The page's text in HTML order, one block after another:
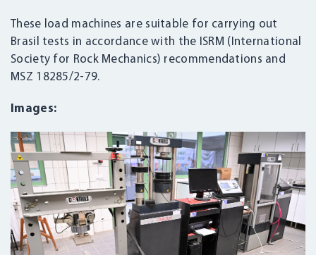
These load machines are suitable for carrying out
Brasil tests in accordance with the ISRM (International
Society for Rock Mechanics) recommendations and
MSZ 18285/2-79.
Images: